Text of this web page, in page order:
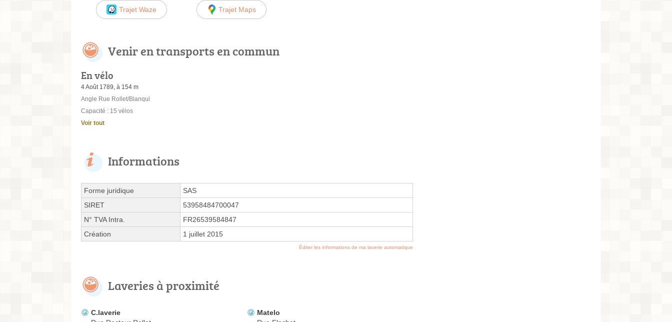
Trajet Waze Trajet Maps
Venir en transports en commun
En vélo
4 Août 1789, à 154 m
Angle Rue Rollet/Blanqui
Capacité : 15 vélos
Voir tout
Informations
Forme juridique
SAS
SIRET
53958484700047
N° TVA Intra.
FR26539584847
Création
1 juillet 2015
Éditer les informations de ma laverie automatique
Laveries à proximité
C.laverie
Matelo